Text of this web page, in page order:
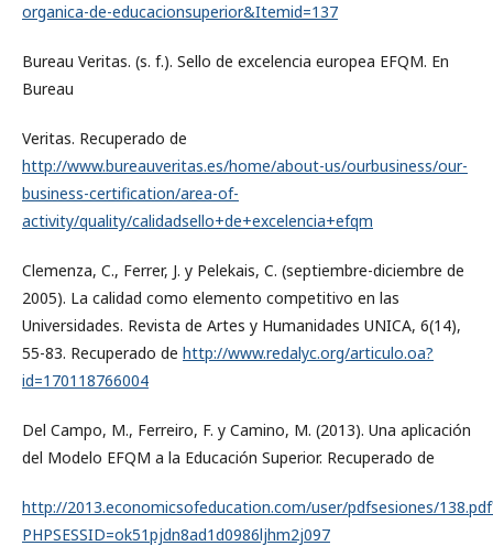
organica-de-educacionsuperior&Itemid=137
Bureau Veritas. (s. f.). Sello de excelencia europea EFQM. En
Bureau
Veritas. Recuperado de
http://www.bureauveritas.es/home/about-us/ourbusiness/our-
business-certification/area-of-
activity/quality/calidadsello+de+excelencia+efqm
Clemenza, C., Ferrer, J. y Pelekais, C. (septiembre-diciembre de
2005). La calidad como elemento competitivo en las
Universidades. Revista de Artes y Humanidades UNICA, 6(14),
55-83. Recuperado de http://www.redalyc.org/articulo.oa?
id=170118766004
Del Campo, M., Ferreiro, F. y Camino, M. (2013). Una aplicación
del Modelo EFQM a la Educación Superior. Recuperado de
http://2013.economicsofeducation.com/user/pdfsesiones/
PHPSESSID=ok51pjdn8ad1d0986ljhm2j097